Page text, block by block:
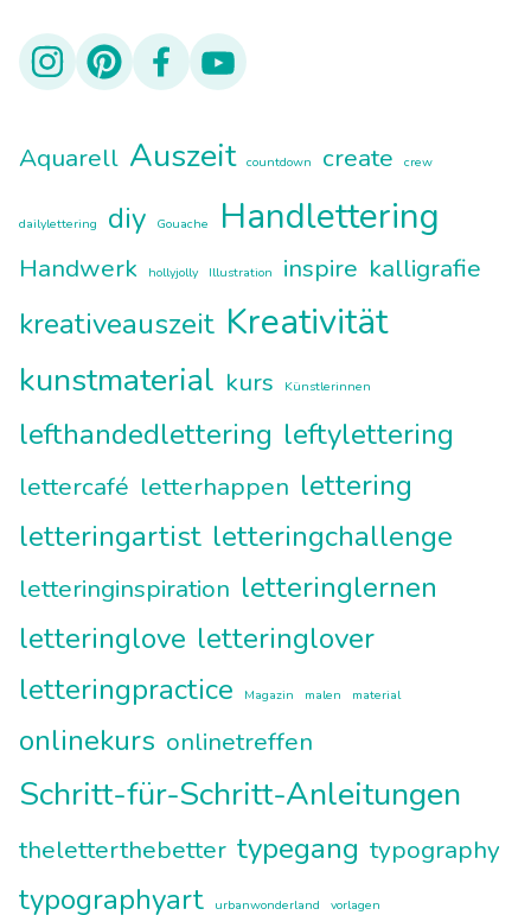
Aquarell Auszeit countdown create crew
dailylettering diy Gouache Handlettering
Handwerk hollyjolly Illustration inspire kalligrafie
kreativeauszeit Kreativität
kunstmaterial kurs Künstlerinnen
lefthandedlettering leftylettering
lettercafé letterhappen lettering
letteringartist letteringchallenge
letteringinspiration letteringlernen
letteringlove letteringlover
letteringpractice
Magazin malen material
onlinekurs onlinetreffen
Schritt-für-Schritt-Anleitungen
theletterthebetter typegang typography
typographyart urbanwonderland vorlagen